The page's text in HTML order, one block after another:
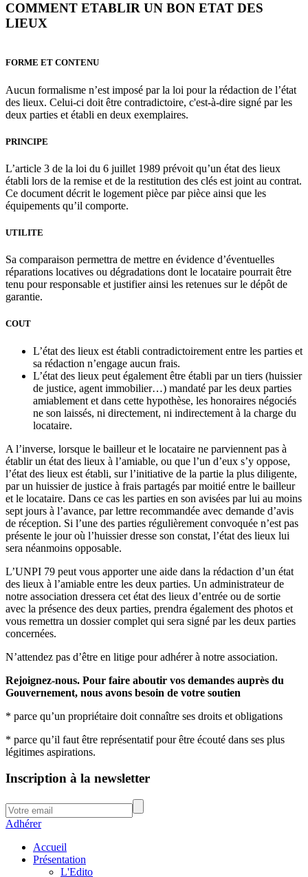
COMMENT ETABLIR UN BON ETAT DES
LIEUX
FORME ET CONTENU
Aucun formalisme n’est imposé par la loi pour la rédaction de l’état
des lieux. Celui-ci doit être contradictoire, c'est-à-dire signé par les
deux parties et établi en deux exemplaires.
PRINCIPE
L’article 3 de la loi du 6 juillet 1989 prévoit qu’un état des lieux
établi lors de la remise et de la restitution des clés est joint au contrat.
Ce document décrit le logement pièce par pièce ainsi que les
équipements qu’il comporte.
UTILITE
Sa comparaison permettra de mettre en évidence d’éventuelles
réparations locatives ou dégradations dont le locataire pourrait être
tenu pour responsable et justifier ainsi les retenues sur le dépôt de
garantie.
COUT
L’état des lieux est établi contradictoirement entre les parties et
sa rédaction n’engage aucun frais.
L’état des lieux peut également être établi par un tiers (huissier
de justice, agent immobilier…) mandaté par les deux parties
amiablement et dans cette hypothèse, les honoraires négociés
ne son laissés, ni directement, ni indirectement à la charge du
locataire.
A l’inverse, lorsque le bailleur et le locataire ne parviennent pas à
établir un état des lieux à l’amiable, ou que l’un d’eux s’y oppose,
l’état des lieux est établi, sur l’initiative de la partie la plus diligente,
par un huissier de justice à frais partagés par moitié entre le bailleur
et le locataire. Dans ce cas les parties en son avisées par lui au moins
sept jours à l’avance, par lettre recommandée avec demande d’avis
de réception. Si l’une des parties régulièrement convoquée n’est pas
présente le jour où l’huissier dresse son constat, l’état des lieux lui
sera néanmoins opposable.
L’UNPI 79 peut vous apporter une aide dans la rédaction d’un état
des lieux à l’amiable entre les deux parties. Un administrateur de
notre association dressera cet état des lieux d’entrée ou de sortie
avec la présence des deux parties, prendra également des photos et
vous remettra un dossier complet qui sera signé par les deux parties
concernées.
N’attendez pas d’être en litige pour adhérer à notre association.
Rejoignez-nous. Pour faire aboutir vos demandes auprès du
Gouvernement, nous avons besoin de votre soutien
* parce qu’un propriétaire doit connaître ses droits et obligations
* parce qu’il faut être représentatif pour être écouté dans ses plus
légitimes aspirations.
Inscription à la newsletter
Adhérer
Accueil
Présentation
L'Edito